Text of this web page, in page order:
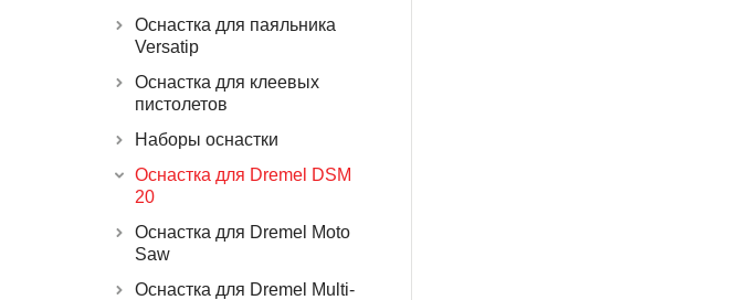
Оснастка для паяльника
Versatip
Оснастка для клеевых
пистолетов
Наборы оснастки
Оснастка для Dremel DSM
20
Оснастка для Dremel Moto
Saw
Оснастка для Dremel Multi-